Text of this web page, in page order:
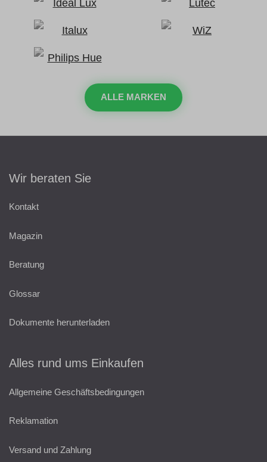
ALLE MARKEN
Wir beraten Sie
Kontakt
Magazin
Beratung
Glossar
Dokumente herunterladen
Alles rund ums Einkaufen
Allgemeine Geschäftsbedingungen
Reklamation
Versand und Zahlung